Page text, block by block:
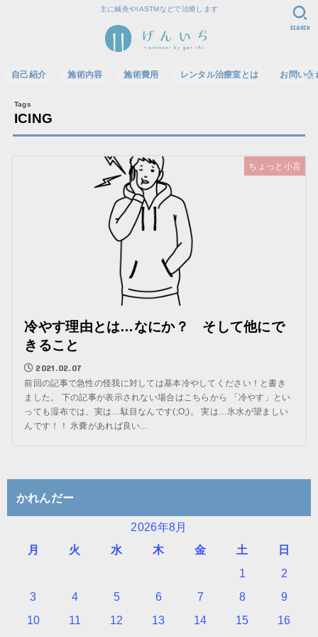
主に鍼灸やIASTMなどで治療します
自己紹介 施術内容 施術費用 レンタル治療室とは お問い合
SEARCH
ICING
ちょっと小言
冷やす理由とは…なにか？ そして他にで
きること
2021.02.07
前回の記事で急性の怪我に対しては基本冷やしてください！と書き
ました。 下の記事が表示されない場合はこちらから 「冷やす」とい
っても湿布では、実は…駄目なんです(;O;)。 実は…氷水が望ましい
んです！！ 氷嚢があれば良い...
かれんだー
2026年8月
月
火 水 木 金 土
日
1
2
3
4 5 6 7 8
9
10
11 12 13 14 15 16